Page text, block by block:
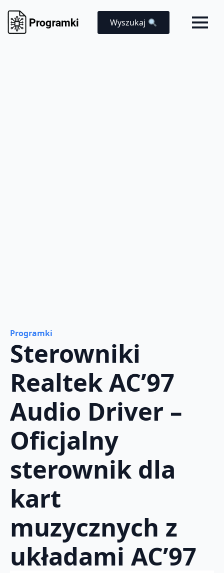
Wyszukaj
Programki
Sterowniki
Realtek AC’97
Audio Driver –
Oficjalny
sterownik dla
kart
muzycznych z
układami AC’97